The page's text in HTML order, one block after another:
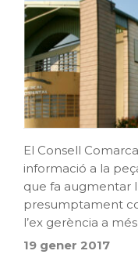
El Consell
informació a la
que fa augmentar
presumptament
l’ex gerència a
19 gener 2017